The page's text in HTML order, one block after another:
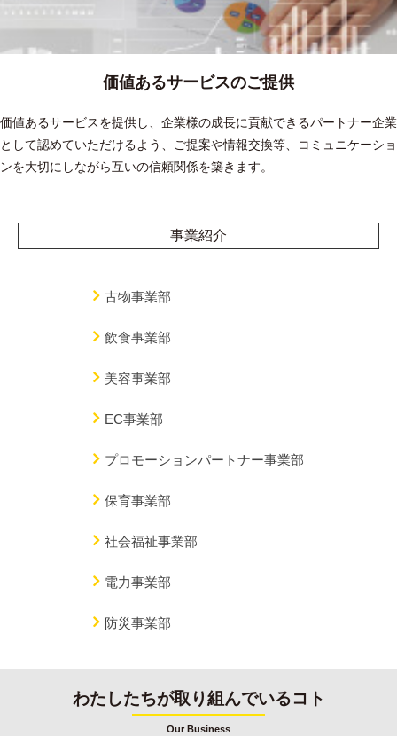
価値あるサービスのご提供
価値あるサービスを提供し、企業様の成長に貢献できるパートナー企業
として認めていただけるよう、ご提案や情報交換等、コミュニケーショ
ンを大切にしながら互いの信頼関係を築きます。
事業紹介
古物事業部
飲食事業部
美容事業部
EC事業部
プロモーションパートナー事業部
保育事業部
社会福祉事業部
電力事業部
防災事業部
わたしたちが取り組んでいるコト
Our Business